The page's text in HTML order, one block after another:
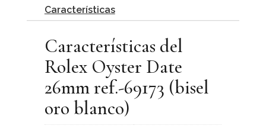
Características
Características del
Rolex Oyster Date
26mm ref.-69173 (bisel
oro blanco)